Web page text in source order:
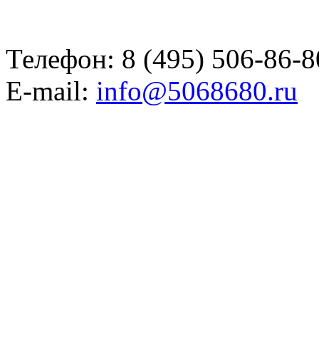
Телефон: 8 (495) 506-86-
E-mail: info@5068680.ru